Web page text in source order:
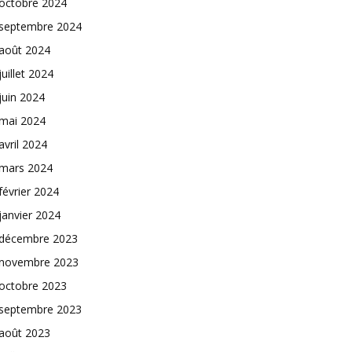
2024
2024
juillet 2024
juin 2024
2024
2024
2024
2024
janvier 2024
2023
2023
2023
2023
2023